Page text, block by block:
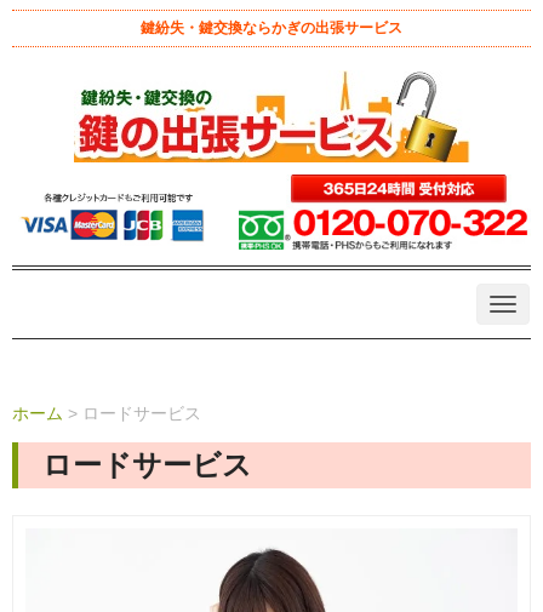
鍵紛失・鍵交換ならかぎの出張サービス
N
v
i
ホーム > ロードサービス
ロードサービス